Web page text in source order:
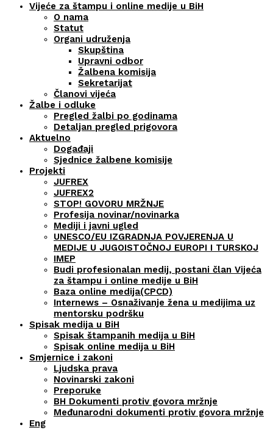
Vijeće za štampu i online medije u BiH
O nama
Statut
Organi udruženja
Skupština
Upravni odbor
Žalbena komisija
Sekretarijat
Članovi vijeća
Žalbe i odluke
Pregled žalbi po godinama
Detaljan pregled prigovora
Aktuelno
Događaji
Sjednice žalbene komisije
Projekti
JUFREX
JUFREX2
STOP! GOVORU MRŽNJE
Profesija novinar/novinarka
Mediji i javni ugled
UNESCO/EU IZGRADNJA POVJERENJA U
MEDIJE U JUGOISTOČNOJ EUROPI I TURSKOJ
IMEP
Budi profesionalan medij, postani član Vijeća
za štampu i online medije u BiH
Baza online medija(CPCD)
Internews – Osnaživanje žena u medijima uz
mentorsku podršku
Spisak medija u BiH
Spisak štampanih medija u BiH
Spisak online medija u BiH
Smjernice i zakoni
Ljudska prava
Novinarski zakoni
Preporuke
BH Dokumenti protiv govora mržnje
Međunarodni dokumenti protiv govora mržnje
Eng